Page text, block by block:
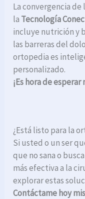
La convergencia de
la Tecnología
incluye nutrición y
las barreras del
ortopedia es
personalizado.
¡Es hora de
¿Está listo para la
Si usted o un ser
que no sana o
más efectiva a la
explorar estas
Contáctame hoy